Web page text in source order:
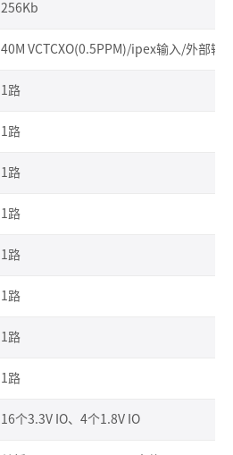
256Kb
40M VCTCXO(0.5PPM)/ipex输入/外部输
1路
1路
1路
1路
1路
1路
1路
1路
16个3.3V IO、4个1.8V IO